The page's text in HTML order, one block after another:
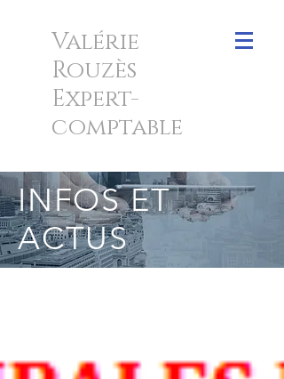
Valérie
Rouzès
Expert-
comptable
INFOS ET
ACTUS